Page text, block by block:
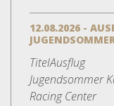
12.08.2026 -
TitelAusflug
Jugendsommer
Racing Center